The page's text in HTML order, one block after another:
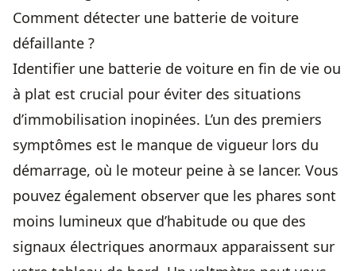
Comment détecter une batterie de voiture
défaillante ?
Identifier une batterie de voiture en fin de vie ou
à plat est crucial pour éviter des situations
d’immobilisation inopinées. L’un des premiers
symptômes est le manque de vigueur lors du
démarrage, où le moteur peine à se lancer. Vous
pouvez également observer que les phares sont
moins lumineux que d’habitude ou que des
signaux électriques anormaux apparaissent sur